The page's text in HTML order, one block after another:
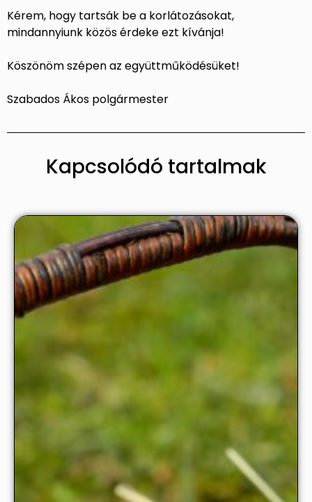
Kérem, hogy tartsák be a korlátozásokat,
mindannyiunk közös érdeke ezt kívánja!
Köszönöm szépen az együttműködésüket!
Szabados Ákos polgármester
Kapcsolódó tartalmak